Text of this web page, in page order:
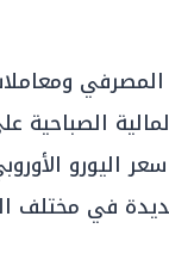
ومعاملات
اليورو
جديدة في